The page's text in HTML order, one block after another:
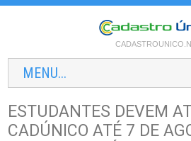
MENU...
ESTUDANTES DEVEM
CADÚNICO ATÉ 7 DE